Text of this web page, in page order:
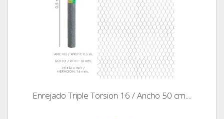
Enrejado Triple Torsion 16 / Ancho 50 cm....